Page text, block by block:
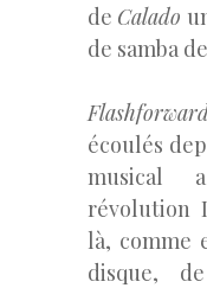
de Calado
de samba
écoulés
musical
révolution
là, comme
disque,